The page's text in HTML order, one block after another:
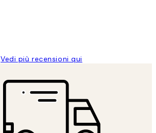
Vedi più recensioni qui